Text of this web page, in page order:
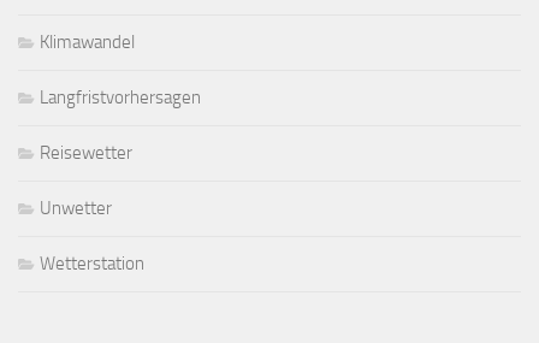
Klimawandel
Langfristvorhersagen
Reisewetter
Unwetter
Wetterstation